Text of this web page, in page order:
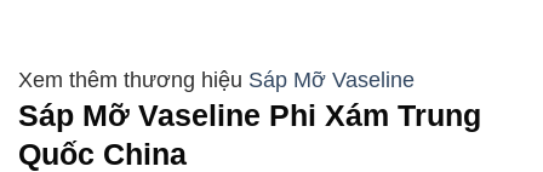
Sáp Mỡ Vaseline
Sáp Mỡ Vaseline Phi Xám Trung
Quốc China